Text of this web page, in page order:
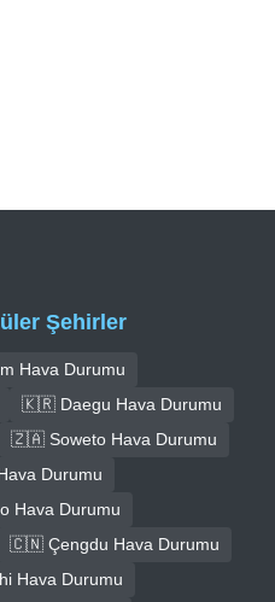
Şehirler
Hava Durumu
🇰🇷 Daegu Hava Durumu
🇿🇦 Soweto Hava Durumu
Durumu
Hava Durumu
🇨🇳 Çengdu Hava Durumu
Hava Durumu